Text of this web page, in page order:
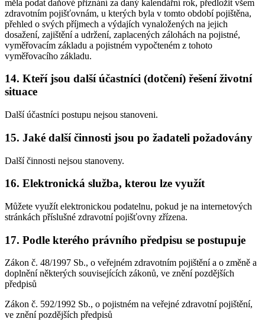
měla podat daňové přiznání za daný kalendářní rok, předložit všem
zdravotním pojišťovnám, u kterých byla v tomto období pojištěna,
přehled o svých příjmech a výdajích vynaložených na jejich
dosažení, zajištění a udržení, zaplacených zálohách na pojistné,
vyměřovacím základu a pojistném vypočteném z tohoto
vyměřovacího základu.
14. Kteří jsou další účastníci (dotčení) řešení životní
situace
Další účastníci postupu nejsou stanoveni.
15. Jaké další činnosti jsou po žadateli požadovány
Další činnosti nejsou stanoveny.
16. Elektronická služba, kterou lze využít
Můžete využít elektronickou podatelnu, pokud je na internetových
stránkách příslušné zdravotní pojišťovny zřízena.
17. Podle kterého právního předpisu se postupuje
Zákon č. 48/1997 Sb., o veřejném zdravotním pojištění a o změně a
doplnění některých souvisejících zákonů, ve znění pozdějších
předpisů
Zákon č. 592/1992 Sb., o pojistném na veřejné zdravotní pojištění,
ve znění pozdějších předpisů